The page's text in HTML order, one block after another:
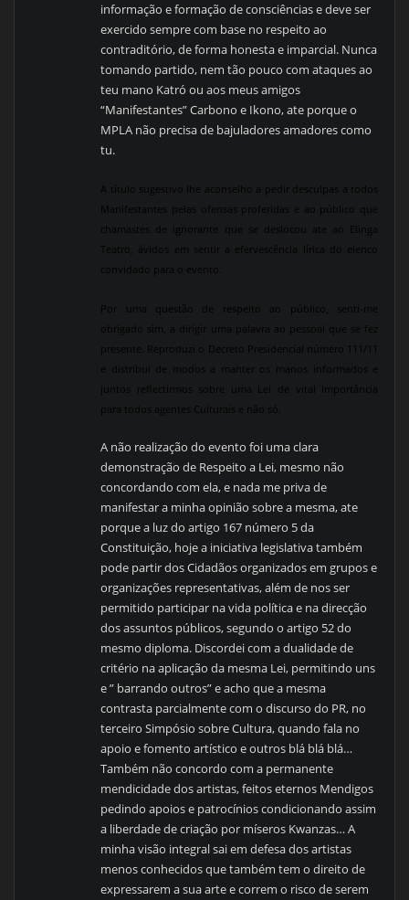
informação e formação de consciências e deve ser
exercido sempre com base no respeito ao
contraditório, de forma honesta e imparcial. Nunca
tomando partido, nem tão pouco com ataques ao
teu mano Katró ou aos meus amigos
“Manifestantes” Carbono e Ikono, ate porque o
MPLA não precisa de bajuladores amadores como
tu.
A título sugestivo lhe aconselho a pedir desculpas a todos
Manifestantes pelas ofensas proferidas e ao público que
chamastes de ignorante que se deslocou ate ao Elinga
Teatro, ávidos em sentir a efervescência lírica do elenco
convidado para o evento.
Por uma questão de respeito ao público, senti-me
obrigado sim, a dirigir uma palavra ao pessoal que se fez
presente. Reproduzi o Decreto Presidencial número 111/11
e distribui de modos a manter os manos informados e
juntos reflectirmos sobre uma Lei de vital importância
para todos agentes Culturais e não só.
A não realização do evento foi uma clara
demonstração de Respeito a Lei, mesmo não
concordando com ela, e nada me priva de
manifestar a minha opinião sobre a mesma, ate
porque a luz do artigo 167 número 5 da
Constituição, hoje a iniciativa legislativa também
pode partir dos Cidadãos organizados em grupos e
organizações representativas, além de nos ser
permitido participar na vida política e na direcção
dos assuntos públicos, segundo o artigo 52 do
mesmo diploma. Discordei com a dualidade de
critério na aplicação da mesma Lei, permitindo uns
e ” barrando outros” e acho que a mesma
contrasta parcialmente com o discurso do PR, no
terceiro Simpósio sobre Cultura, quando fala no
apoio e fomento artístico e outros blá blá blá…
Também não concordo com a permanente
mendicidade dos artistas, feitos eternos Mendigos
pedindo apoios e patrocínios condicionando assim
a liberdade de criação por míseros Kwanzas… A
minha visão integral sai em defesa dos artistas
menos conhecidos que também tem o direito de
expressarem a sua arte e correm o risco de serem